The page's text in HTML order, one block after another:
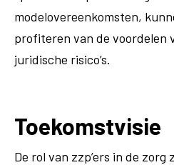
modelovereenkomsten,
profiteren van de voordelen
juridische risico’s.
Toekomstvisie
De rol van zzp’ers in de